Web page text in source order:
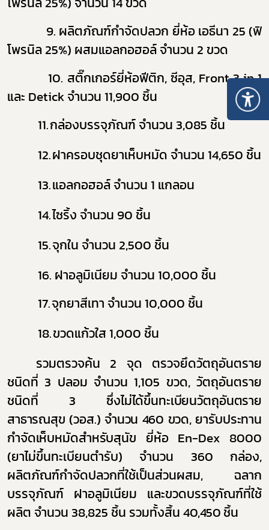
9. ผลิตภัณฑ์กำจัดปลวก ยี่ห้อ เอธีนา 25 (ฟิ
โพรนิล 25%) ผสมแอลกอฮอล์ จำนวน 2 ขวด
สติ๊กเกอร์ยี่ห้อฟีติก, ซีอุส, Front 3 in 1
และ Detickจำนวน 11,900 ชิ้น
กล่องบรรจุภัณฑ์ จำนวน 3,085 ชิ้น
ฝาครอบชุดยาเห็บหมัด จำนวน 14,650 ชิ้น
แอลกอฮอล์ จำนวน 1 แกลอน
ไซริ้ง จำนวน 90 ชิ้น
จุกใน จำนวน 2,500 ชิ้น
ฝาอลูมิเนียม จำนวน 10,000 ชิ้น
จุกยาสีเทา จำนวน 10,000 ชิ้น
ขวดแก้วใส 1,000 ชิ้น
รวมตรวจค้น 2 จุด ตรวจยึดวัตถุอันตราย
ชนิดที่ 3 ปลอม จำนวน 1,105 ขวด, วัตถุอันตราย
ชนิดที่ 3ซึ่งไม่ได้ขึ้นทะเบียนวัตถุอันตราย
สาธารณสุข (วอส.) จำนวน 460 ขวด, ยารับประทาน
กำจัดเห็บหมัดสำหรับสุนัข ยี่ห้อ En-Dex 8000
(ยาไม่ขึ้นทะเบียนตำรับ) จำนวน 360 กล่อง,
ผลิตภัณฑ์กำจัดปลวกที่ใช้เป็นส่วนผสม, ฉลาก
บรรจุภัณฑ์ ฝาอลูมิเนียม และขวดบรรจุภัณฑ์ที่ใช้
ผลิต จำนวน 38,825 ชิ้น รวมทั้งสิ้น40,450ชิ้น